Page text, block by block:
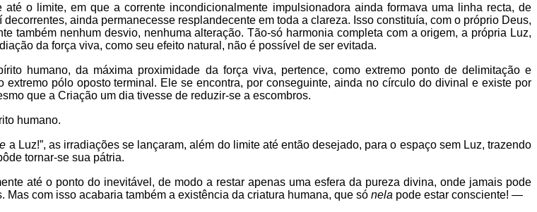
o limite, em que a corrente incondicionalmente impulsionadora ainda formava uma linha recta, de
ainda permanecesse resplandecente em toda a clareza. Isso constituía, com o próprio Deus,
também nenhum desvio, nenhuma alteração. Tão-só harmonia completa com a origem, a própria Luz,
da força viva, como seu efeito natural, não é possível de ser evitada.
humano, da máxima proximidade da força viva, pertence, como extremo ponto de delimitação e
pólo oposto terminal. Ele se encontra, por conseguinte, ainda no círculo do divinal e existe por
que a Criação um dia tivesse de reduzir-se a escombros.
humano.
a Luz!”, as irradiações se lançaram, além do limite até então desejado, para o espaço sem Luz, trazendo
tornar-se sua pátria.
até o ponto do inevitável, de modo a restar apenas uma esfera da pureza divina, onde jamais pode
com isso acabaria também a existência da criatura humana, que só nela pode estar consciente! —